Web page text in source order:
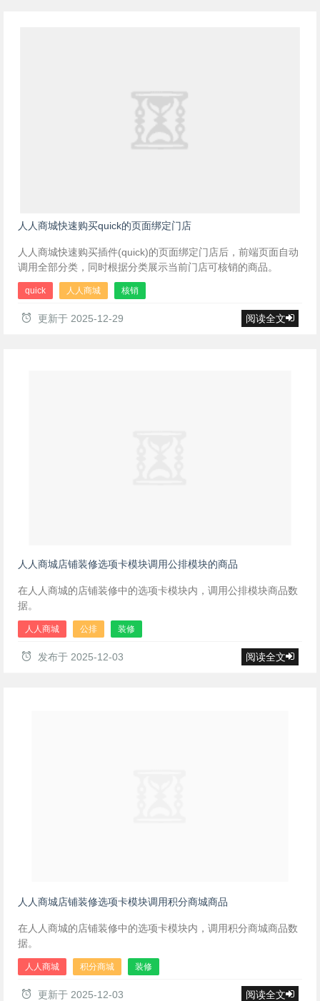
人人商城快速购买quick的页面绑定门店
人人商城快速购买插件(quick)的页面绑定门店后，前端页面自动
调用全部分类，同时根据分类展示当前门店可核销的商品。
quick 人人商城 核销
更新于 2025-12-29 阅读全文
人人商城店铺装修选项卡模块调用公排模块的商品
在人人商城的店铺装修中的选项卡模块内，调用公排模块商品数
据。
人人商城 公排 装修
发布于 2025-12-03 阅读全文
人人商城店铺装修选项卡模块调用积分商城商品
在人人商城的店铺装修中的选项卡模块内，调用积分商城商品数
据。
人人商城 积分商城 装修
更新于 2025-12-03 阅读全文